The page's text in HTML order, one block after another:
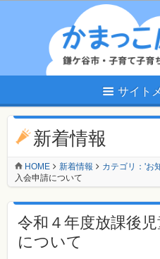
サイト
新着情報
HOME 新着情報 カテゴリ：'お
入会申請について
令和４年度放課後
について